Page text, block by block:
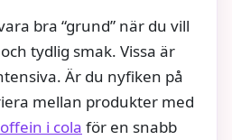
bra “grund” när du vill
tydlig smak. Vissa är
Är du nyfiken på
mellan produkter med
i cola för en snabb